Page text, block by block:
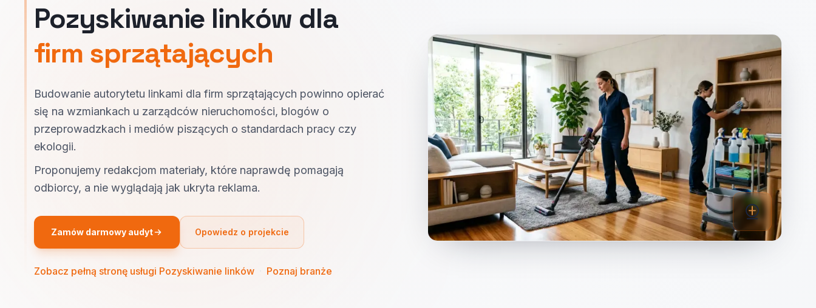
Pozyskiwanie linków dla
firm sprzątających
Budowanie autorytetu linkami dla firm sprzątających powinno opierać
się na wzmiankach u zarządców nieruchomości, blogów o
przeprowadzkach i mediów piszących o standardach pracy czy
ekologii.
Proponujemy redakcjom materiały, które naprawdę pomagają
odbiorcy, a nie wyglądają jak ukryta reklama.
Zamów darmowy audyt Opowiedz o projekcie
Zobacz pełną stronę usługi Pozyskiwanie linków Poznaj branże